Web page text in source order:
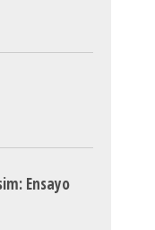
Ensayo